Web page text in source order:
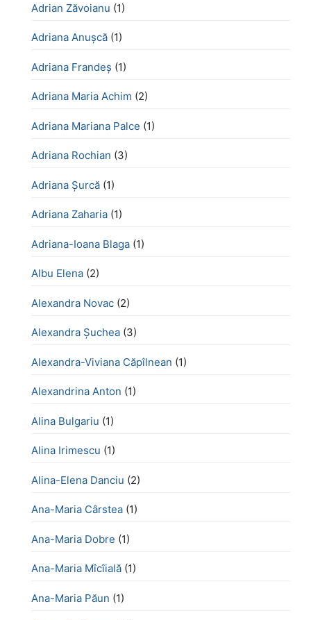
Adrian Zăvoianu (1)
Adriana Anușcă (1)
Adriana Frandeș (1)
Adriana Maria Achim (2)
Adriana Mariana Palce (1)
Adriana Rochian (3)
Adriana Șurcă (1)
Adriana Zaharia (1)
Adriana-Ioana Blaga (1)
Albu Elena (2)
Alexandra Novac (2)
Alexandra Șuchea (3)
Alexandra-Viviana Căpîlnean (1)
Alexandrina Anton (1)
Alina Bulgariu (1)
Alina Irimescu (1)
Alina-Elena Danciu (2)
Ana-Maria Cârstea (1)
Ana-Maria Dobre (1)
Ana-Maria Mîcîială (1)
Ana-Maria Păun (1)